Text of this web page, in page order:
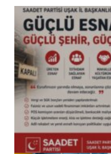
(başlıksız)
Alaattin Karahan tarafından